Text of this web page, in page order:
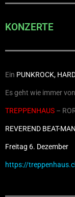
KONZERTE
Ein PUNKROCK,
Es geht wie immer
TREPPENHAUS –
REVEREND BEAT-
Freitag 6. Dezember
https://